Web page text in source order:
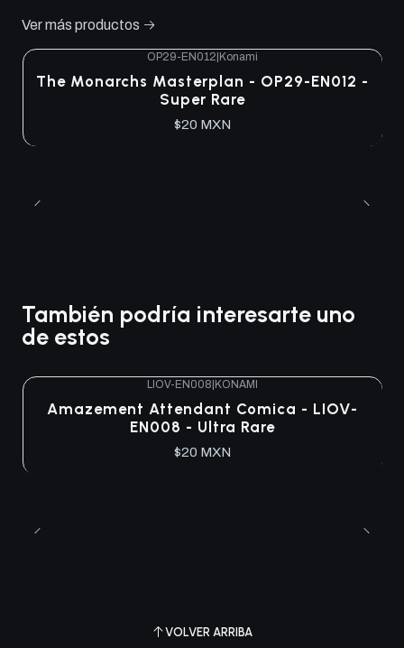
Ver más productos
OP29-EN012|Konami
The Monarchs Masterplan - OP29-EN012 -
Super Rare
$20 MXN
También podría interesarte uno
de estos
Agotado
LIOV-EN008 KONAMI
Amazement Attendant Comica - LIOV-
EN008 - Ultra Rare
$20 MXN
VOLVER ARRIBA